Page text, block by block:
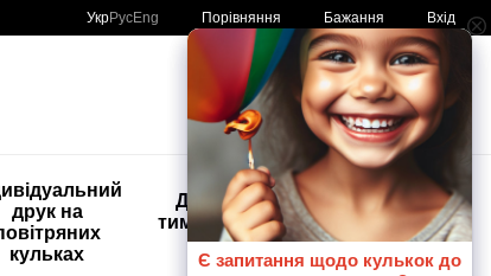
УкрРусEng Порівняння Бажання Вхід
Мій кошик
друк на
кульках
Дитяче
тимчасове
тату
🚨🚨🚨
Розпродаж
Кульки з
друком😀
🎈